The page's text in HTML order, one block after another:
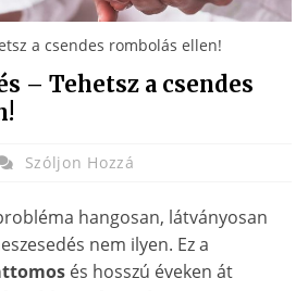
a csendes rombolás ellen!
– Tehetsz a csendes
Szóljon Hozzá
hangosan, látványosan
nem ilyen. Ez a
és hosszú éveken át